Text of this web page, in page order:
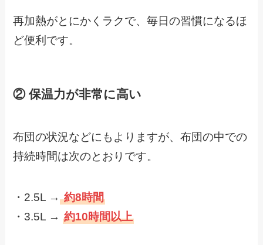
再加熱がとにかくラクで、毎日の習慣になるほ
ど便利です。
② 保温力が非常に高い
布団の状況などにもよりますが、布団の中での
持続時間は次のとおりです。
・2.5L →約8時間
・3.5L →約10時間以上